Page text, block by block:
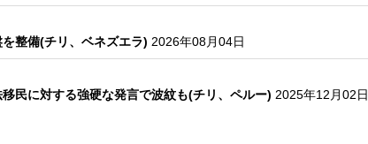
整備(チリ、ベネズエラ) 2026年08月04日
民に対する強硬な発言で波紋も(チリ、ペルー) 2025年12月02日